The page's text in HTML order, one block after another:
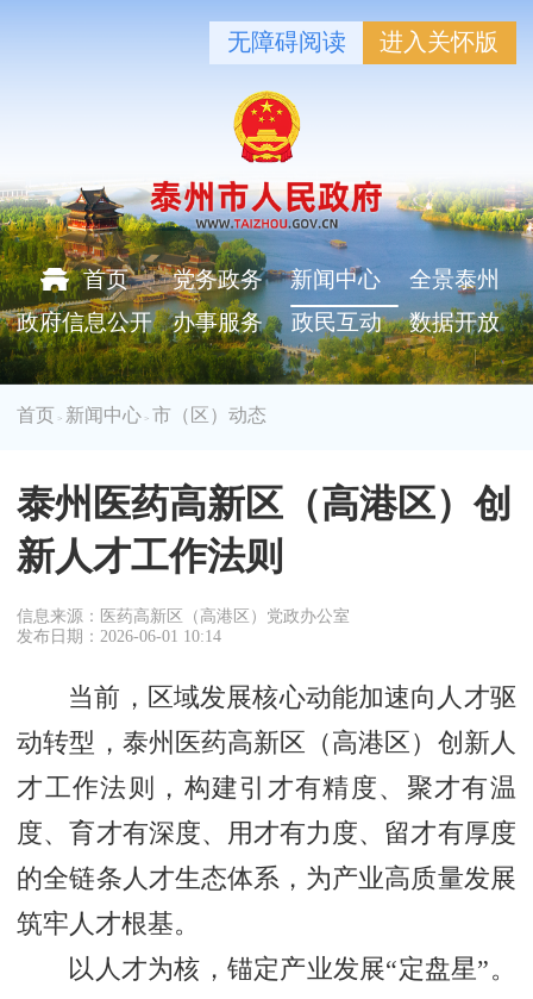
无障碍阅读 进入关怀版
首页 党务政务 新闻中心
全景泰州
政府信息公开
办事服务 政民互动 数据开放
首页 > 新闻中心 > 市（区）动态
泰州医药高新区（高港区）创
新人才工作法则
信息来源：医药高新区（高港区）党政办公室
发布日期：2026-06-01 10:14
当前，区域发展核心动能加速向人才驱
动转型，泰州医药高新区（高港区）创新人
才工作法则，构建引才有精度、聚才有温
度、育才有深度、用才有力度、留才有厚度
的全链条人才生态体系，为产业高质量发展
筑牢人才根基。
以人才为核，锚定产业发展“定盘星”。